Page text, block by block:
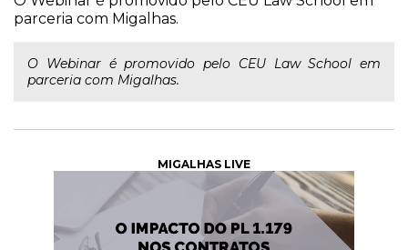
parceria com Migalhas.
O Webinar é promovido pelo CEU Law School em
parceria com Migalhas.
MIGALHAS LIVE